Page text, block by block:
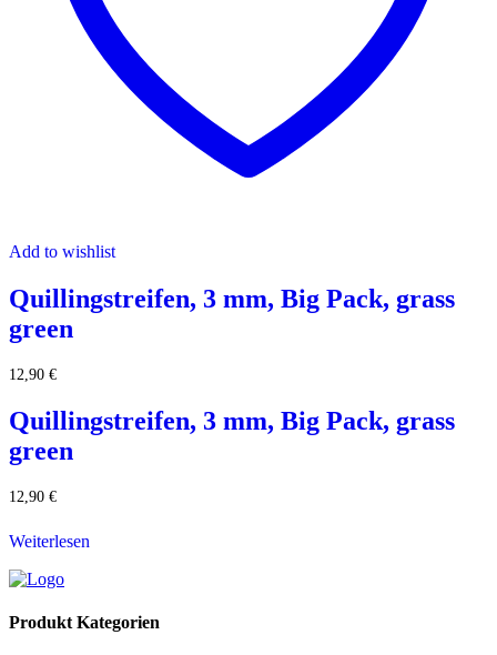
Add to wishlist
Quillingstreifen, 3 mm, Big Pack, grass
green
12,90 €
Quillingstreifen, 3 mm, Big Pack, grass
green
12,90 €
Weiterlesen
Produkt Kategorien